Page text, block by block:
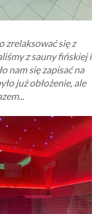
zrelaksować się z
z sauny fińskiej i
nam się zapisać na
już obłożenie, ale